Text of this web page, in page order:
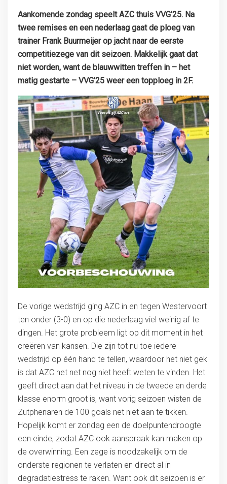
Aankomende zondag speelt AZC thuis VVG’25. Na
twee remises en een nederlaag gaat de ploeg van
trainer Frank Buurmeijer op jacht naar de eerste
competitiezege van dit seizoen. Makkelijk gaat dat
niet worden, want de blauwwitten treffen in – het
matig gestarte – VVG’25 weer een topploeg in 2F.
De vorige wedstrijd ging AZC in en tegen Westervoort
ten onder (3-0) en op die nederlaag viel weinig af te
dingen. Het grote probleem ligt op dit moment in het
creëren van kansen. Die zijn tot nu toe iedere
wedstrijd op één hand te tellen, waardoor het niet gek
is dat AZC het net nog niet heeft weten te vinden. Het
geeft direct aan dat het niveau in de tweede en derde
klasse enorm groot is, want vorig seizoen wisten de
Zutphenaren de 100 goals net niet aan te tikken.
Hopelijk komt er zondag een de doelpuntendroogte
een einde, zodat AZC ook aanspraak kan maken op
de overwinning. Een zege is noodzakelijk om de
onderste regionen te verlaten en direct al in
degradatiestress te raken. Want ook dit seizoen is er